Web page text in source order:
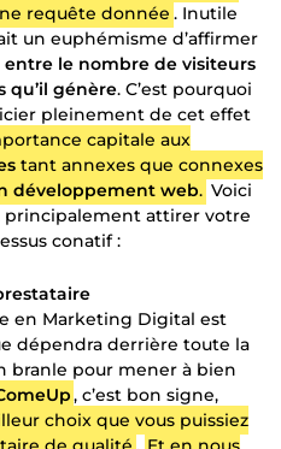
requête donnée . Inutile
un euphémisme d’affirmer
le nombre de visiteurs
qu’il génère. C’est pourquoi
pleinement de cet effet
capitale aux
tant annexes que connexes
développement web. Voici
attirer votre
conatif :
en Marketing Digital est
dépendra derrière toute la
branle pour mener à bien
, c’est bon signe,
choix que vous puissiez